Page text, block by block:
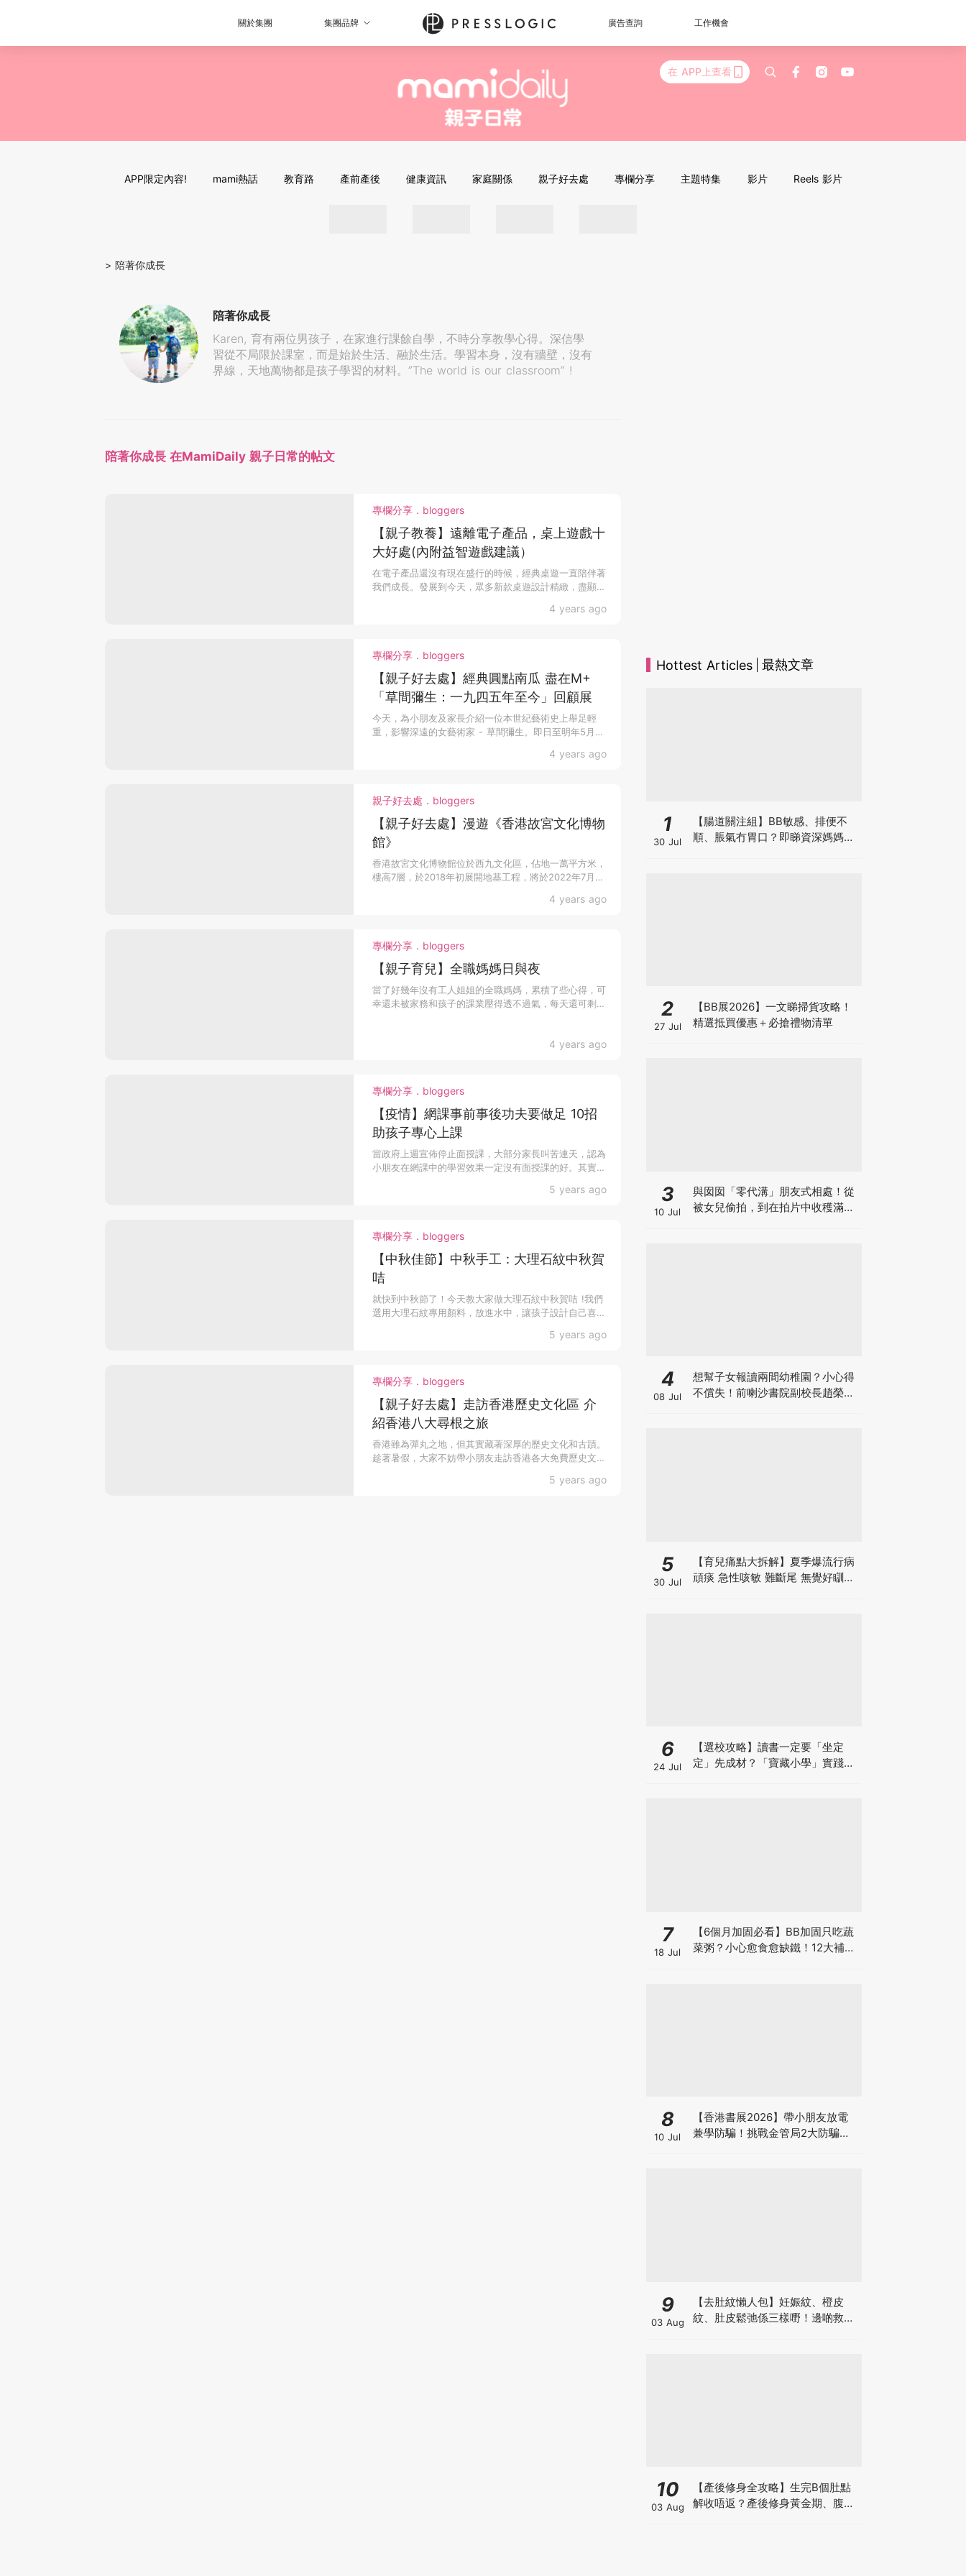
關於集團 集團品牌 廣告查詢 工作機會
在 APP上查看
APP限定內容! mami熱話 教育路 產前產後 健康資訊 家庭關係 親子好去處 專欄分享 主題特集 影片 Reels 影片
> 陪著你成長
陪著你成長
Karen, 育有兩位男孩子，在家進行課餘自學，不時分享教學心得。深信學
習從不局限於課室，而是始於生活、融於生活。學習本身，沒有牆壁，沒有
界線，天地萬物都是孩子學習的材料。”The world is our classroom” !
陪著你成長 在MamiDaily 親子日常的帖文
專欄分享．bloggers
【親子教養】遠離電子產品，桌上遊戲十
大好處(內附益智遊戲建議）
在電子產品還沒有現在盛行的時候，經典桌遊一直陪伴著
我們成長。發展到今天，眾多新款桌遊設計精緻，盡顯設
4 years ago
專欄分享．bloggers
【親子好去處】經典圓點南瓜 盡在M+
「草間彌生：一九四五年至今」回顧展
今天，為小朋友及家長介紹一位本世紀藝術史上舉足輕
重，影響深遠的女藝術家 - 草間彌生。即日至明年5月舉
4 years ago
親子好去處．bloggers
【親子好去處】漫遊《香港故宮文化博物
館》
香港故宮文化博物館位於西九文化區，佔地一萬平方米，
樓高7層，於2018年初展開地基工程，將於2022年7月
4 years ago
專欄分享．bloggers
【親子育兒】全職媽媽日與夜
當了好幾年沒有工人姐姐的全職媽媽，累積了些心得，可
幸還未被家務和孩子的課業壓得透不過氣，每天還可剩下
4 years ago
專欄分享．bloggers
【疫情】網課事前事後功夫要做足 10招
助孩子專心上課
當政府上週宣佈停止面授課，大部分家長叫苦連天，認為
小朋友在網課中的學習效果一定沒有面授課的好。其實，
5 years ago
專欄分享．bloggers
【中秋佳節】中秋手工 : 大理石紋中秋賀
咭
就快到中秋節了！今天教大家做大理石紋中秋賀咭 !我們
選用大理石紋專用顏料，放進水中，讓孩子設計自己喜愛
5 years ago
專欄分享．bloggers
【親子好去處】走訪香港歷史文化區 介
紹香港八大尋根之旅
香港雖為彈丸之地，但其實藏著深厚的歷史文化和古蹟。
趁著暑假，大家不妨帶小朋友走訪香港各大免費歷史文化
5 years ago
Hottest Articles 最熱文章
1
30 Jul
【腸道關注組】BB敏感、排便不
順、脹氣冇胃口？即睇資深媽媽分
2
27 Jul
【BB展2026】一文睇掃貨攻略！
精選抵買優惠＋必搶禮物清單
3
10 Jul
與囡囡「零代溝」朋友式相處！從
被女兒偷拍，到在拍片中收穫滿足
4
08 Jul
想幫子女報讀兩間幼稚園？小心得
不償失！前喇沙書院副校長趙榮
5
30 Jul
【育兒痛點大拆解】夏季爆流行病
頑痰 急性咳敏 難斷尾 無覺好瞓？
6
24 Jul
【選校攻略】讀書一定要「坐定
定」先成材？「寶藏小學」實踐動
7
18 Jul
【6個月加固必看】BB加固只吃蔬
菜粥？小心愈食愈缺鐵！12大補鐵
8
10 Jul
【香港書展2026】帶小朋友放電
兼學防騙！挑戰金管局2大防騙遊
9
03 Aug
【去肚紋懶人包】妊娠紋、橙皮
紋、肚皮鬆弛係三樣嘢！邊啲救得
10
03 Aug
【產後修身全攻略】生完B個肚點
解收唔返？產後修身黃金期、腹直